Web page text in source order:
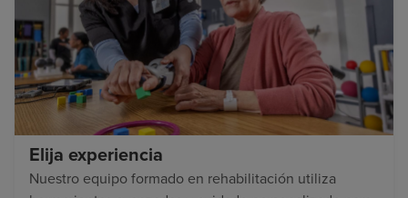
Elija experiencia
Nuestro equipo formado en rehabilitación utiliza